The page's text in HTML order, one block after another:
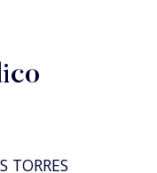
TORRES